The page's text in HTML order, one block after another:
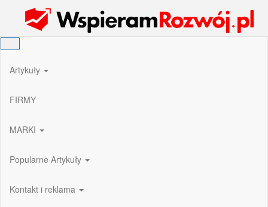
Wspieram Rozwój PL
Artykuły
FIRMY
MARKI
Popularne Artykuły
Kontakt i reklama